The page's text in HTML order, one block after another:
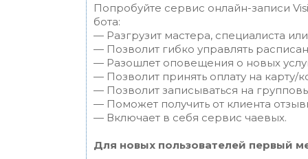
Попробуйте сервис онлайн-записи
бота:
— Разгрузит мастера, специалиста
— Позволит гибко управлять
— Разошлет оповещения о новых
— Позволит принять оплату на карту/
— Позволит записываться на
— Поможет получить от клиента
— Включает в себя сервис чаевых.
Для новых пользователей первый